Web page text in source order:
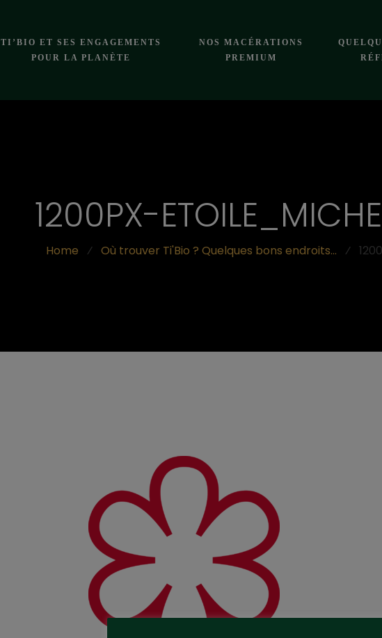
TI’BIO ET SES ENGAGEMENTS
POUR LA PLANÈTE
NOS MACÉRATIONS
PREMIUM
1200PX-
Home ⁄ Où trouver Ti'Bio ? Quelques bons endroits... ⁄